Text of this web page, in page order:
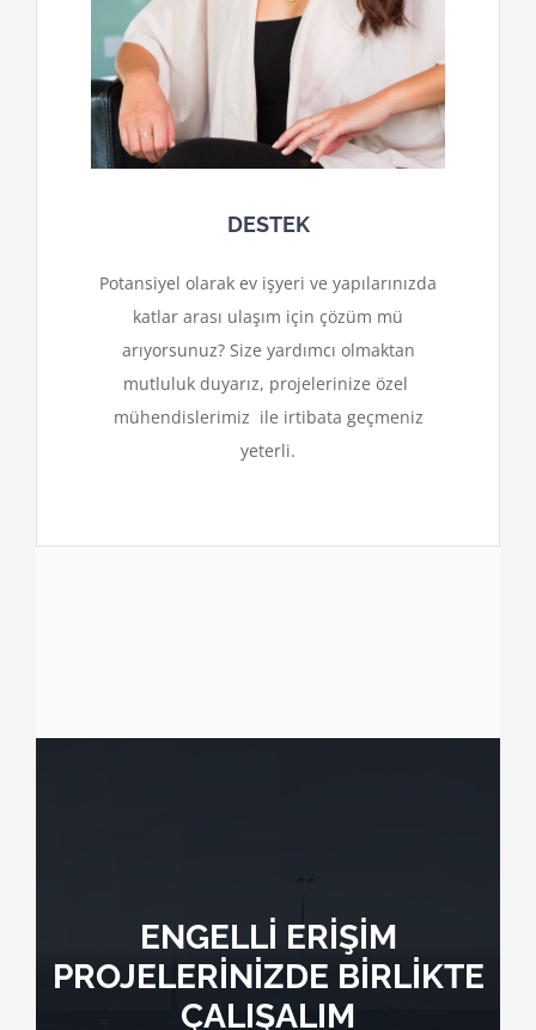
DESTEK
Potansiyel olarak ev işyeri ve yapılarınızda
katlar arası ulaşım için çözüm mü
arıyorsunuz? Size yardımcı olmaktan
mutluluk duyarız, projelerinize özel
mühendislerimiz ile irtibata geçmeniz
yeterli.
ENGELLİ ERİŞİM
PROJELERİNİZDE BİRLİKTE
ÇALIŞALIM